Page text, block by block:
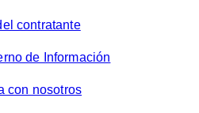
contratante
de Información
con nosotros